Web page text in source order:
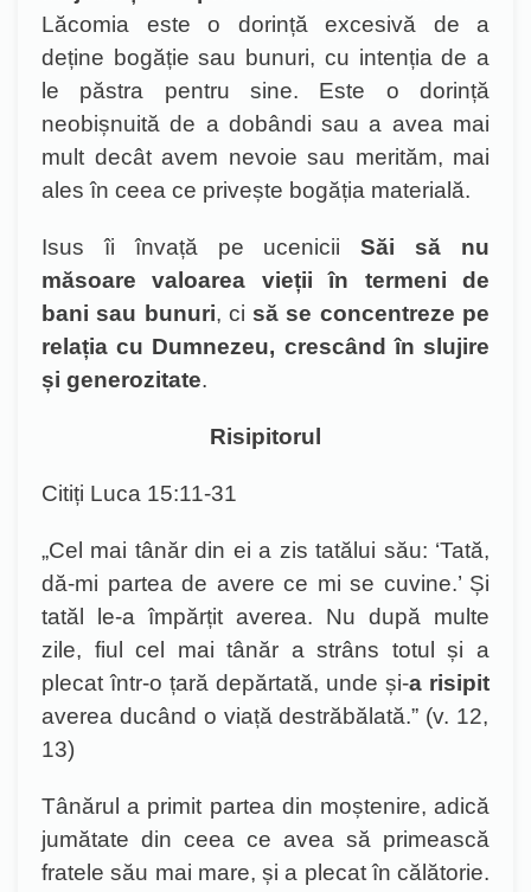
Lăcomia este o dorință excesivă de a
deține bogăție sau bunuri, cu intenția de a
le păstra pentru sine. Este o dorință
neobișnuită de a dobândi sau a avea mai
mult decât avem nevoie sau merităm, mai
ales în ceea ce privește bogăția materială.
Isus îi învață pe uceniciiSăi să nu
măsoare valoarea vieții în termeni de
bani sau bunuri, cisă se concentreze pe
relația cu Dumnezeu, crescând în slujire
și generozitate.
Risipitorul
Citiți Luca 15:11-31
„Cel mai tânăr din ei a zis tatălui său: ‘Tată,
dă-mi partea de avere ce mi se cuvine.’Și
tatăl le-a împărțit averea. Nu după multe
zile, fiul cel mai tânăr a strâns totul și a
plecat într-o țară depărtată, unde și-a risipit
averea ducând o viață destrăbălată.” (v. 12,
13)
Tânărul a primit partea din moștenire, adică
jumătate din ceea ce avea să primească
fratele său mai mare, și a plecat în călătorie.